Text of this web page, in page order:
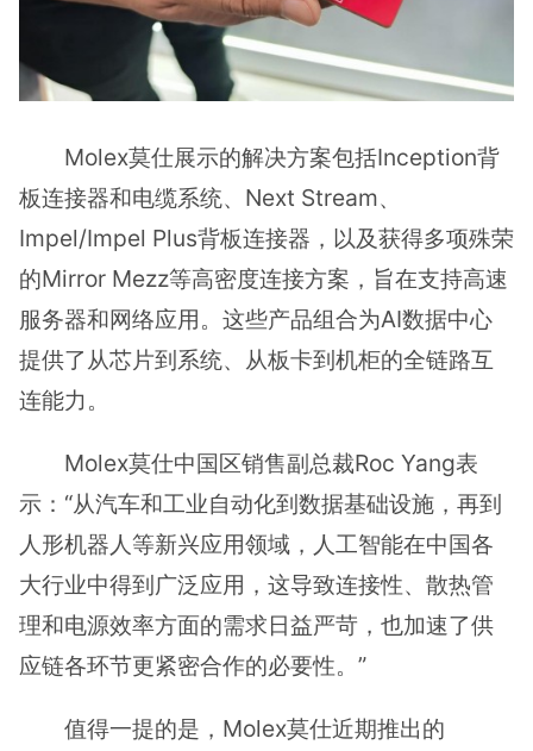
Molex莫仕展示的解决方案包括Inception背
板连接器和电缆系统、Next Stream、
Impel/Impel Plus背板连接器，以及获得多项殊荣
的Mirror Mezz等高密度连接方案，旨在支持高速
服务器和网络应用。这些产品组合为AI数据中心
提供了从芯片到系统、从板卡到机柜的全链路互
连能力。
Molex莫仕中国区销售副总裁Roc Yang表
示：“从汽车和工业自动化到数据基础设施，再到
人形机器人等新兴应用领域，人工智能在中国各
大行业中得到广泛应用，这导致连接性、散热管
理和电源效率方面的需求日益严苛，也加速了供
应链各环节更紧密合作的必要性。”
值得一提的是，Molex莫仕近期推出的